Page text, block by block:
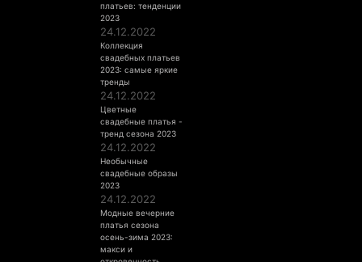
платьев: тенденции
2023
24.12.2022
Коллекция
свадебных платьев
2023: самые яркие
тренды
24.12.2022
Цветные
свадебные платья -
тренд сезона 2023
24.12.2022
Необычные
свадебные образы
2023
24.12.2022
Модные вечерние
платья сезона
осень-зима 2023:
макси и